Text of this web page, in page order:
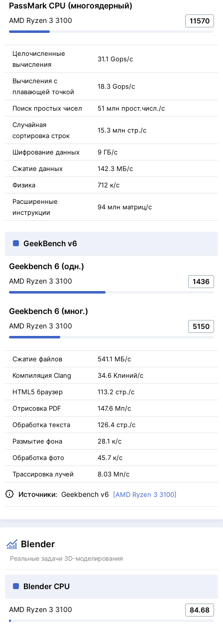
PassMark CPU (многоядерный)
AMD Ryzen 3 3100 11570
Целочисленные
вычисления
31.1 Gops/с
Вычисления с
плавающей точкой
18.3 Gops/с
Поиск простых чисел 51 млн прост.числ./с
Случайная
сортировка строк
15.3 млн стр./с
Шифрование данных 9 ГБ/с
Сжатие данных 142.3 МБ/с
Физика 712 к/с
Расширенные
инструкции
94 млн матриц/с
GeekBench v6
Geekbench 6 (одн.)
AMD Ryzen 3 3100 1436
Geekbench 6 (мног.)
AMD Ryzen 3 3100 5150
Сжатие файлов 541.1 МБ/с
Компиляция Clang 34.6 Kлиний/с
HTML5 браузер 113.2 стр./с
Отрисовка PDF 147.6 Мп/с
Обработка текста 126.4 стр./с
Размытие фона 28.1 к/с
Обработка фото 45.7 к/с
Трассировка лучей 8.03 Мп/с
Источники: Geekbench v6 [AMD Ryzen 3 3100]
Blender
Реальные задачи 3D-моделирования
Blender CPU
AMD Ryzen 3 3100 84.68